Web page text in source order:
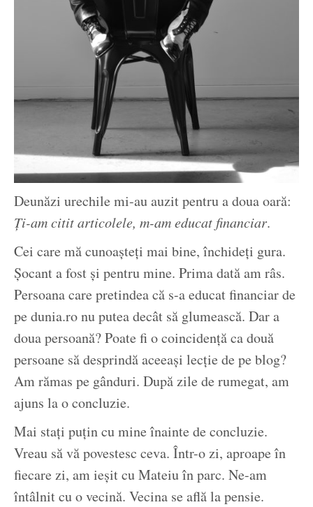
Deunăzi urechile mi-au auzit pentru a doua oară:
Ți-am citit articolele, m-am educat financiar.
Cei care mă cunoașteți mai bine, închideți gura.
Șocant a fost și pentru mine. Prima dată am râs.
Persoana care pretindea că s-a educat financiar de
pe dunia.ro nu putea decât să glumească. Dar a
doua persoană? Poate fi o coincidență ca două
persoane să desprindă aceeași lecție de pe blog?
Am rămas pe gânduri. După zile de rumegat, am
ajuns la o concluzie.
Mai stați puțin cu mine înainte de concluzie.
Vreau să vă povestesc ceva. Într-o zi, aproape în
fiecare zi, am ieșit cu Mateiu în parc. Ne-am
întâlnit cu o vecină. Vecina se află la pensie.